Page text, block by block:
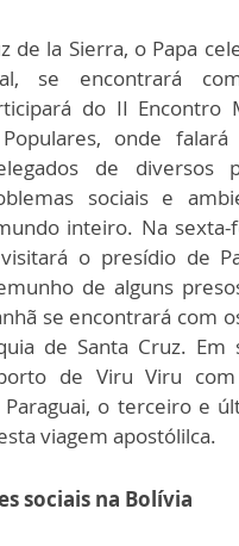
de la Sierra, o Papa
se encontrará
do II Encontro
onde
de diversos
sociais e
inteiro. Na sexta-
o presídio de
de alguns
se encontrará com
de Santa Cruz. Em
de Viru Viru
Paraguai, o terceiro e
viagem apostólilca.
sociais na Bolívia